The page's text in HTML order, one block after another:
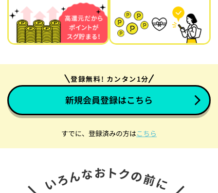
登録無料! カンタン1分
新規会員登録はこちら
すでに、登録済みの方はこちら